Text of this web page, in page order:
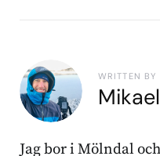
WRITTEN BY
Jag bor i Mölndal